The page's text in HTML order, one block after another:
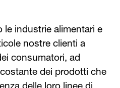
le industrie alimentari e
nostre clienti a
consumatori, ad
dei prodotti che